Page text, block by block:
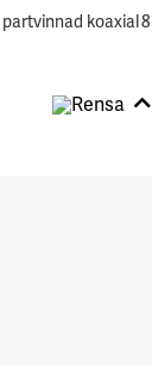
koaxial 8